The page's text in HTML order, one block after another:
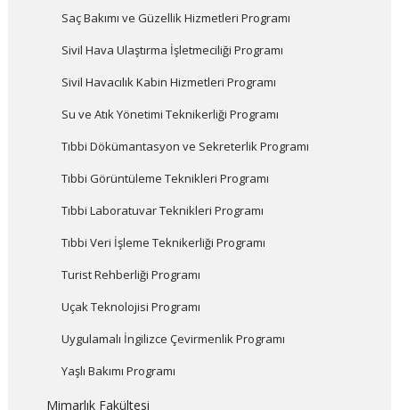
Saç Bakımı ve Güzellik Hizmetleri Programı
Sivil Hava Ulaştırma İşletmeciliği Programı
Sivil Havacılık Kabin Hizmetleri Programı
Su ve Atık Yönetimi Teknikerliği Programı
Tıbbi Dökümantasyon ve Sekreterlik Programı
Tıbbi Görüntüleme Teknikleri Programı
Tıbbi Laboratuvar Teknikleri Programı
Tıbbi Veri İşleme Teknikerliği Programı
Turist Rehberliği Programı
Uçak Teknolojisi Programı
Uygulamalı İngilizce Çevirmenlik Programı
Yaşlı Bakımı Programı
Mimarlık Fakültesi